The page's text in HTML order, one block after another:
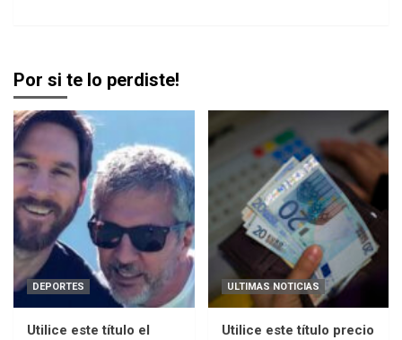
Por si te lo perdiste!
DEPORTES
Utilice este título el
ULTIMAS NOTICIAS
Utilice este título precio